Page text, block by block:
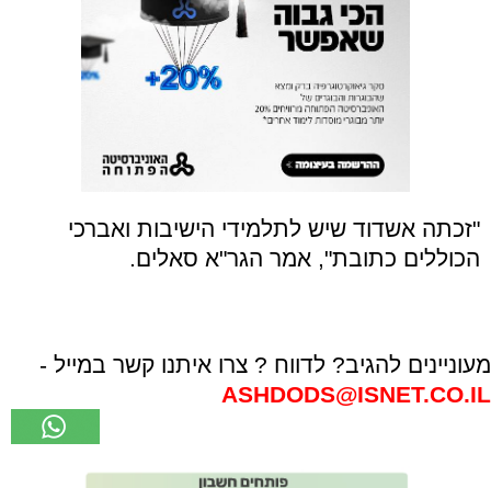
"זכתה אשדוד שיש לתלמידי הישיבות ואברכי
הכוללים כתובת", אמר הגר"א סאלים.
מעוניינים להגיב? לדווח ? צרו איתנו קשר במייל -
ASHDODS@ISNET.CO.IL